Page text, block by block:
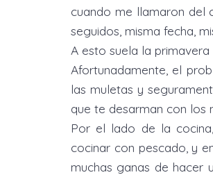
cuando me llamaron del
seguidos, misma fecha,
A esto suela la primavera
Afortunadamente, el
las muletas y
que te desarman con los
Por el lado de la
cocinar con pescado, y
muchas ganas de hacer